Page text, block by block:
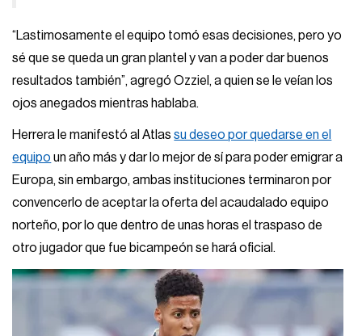
“Lastimosamente el equipo tomó esas decisiones, pero yo
sé que se queda un gran plantel y van a poder dar buenos
resultados también”, agregó Ozziel, a quien se le veían los
ojos anegados mientras hablaba.
Herrera le manifestó al Atlassu deseo por quedarse en el
equipo un año más y dar lo mejor de sí para poder emigrar a
Europa, sin embargo, ambas instituciones terminaron por
convencerlo de aceptar la oferta del acaudalado equipo
norteño, por lo que dentro de unas horas el traspaso de
otro jugador que fue bicampeón se hará oficial.